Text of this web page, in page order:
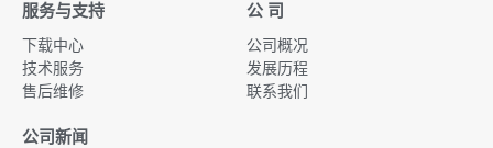
服务与支持
下载中心
技术服务
售后维修
公 司
公司概况
发展历程
联系我们
公司新闻